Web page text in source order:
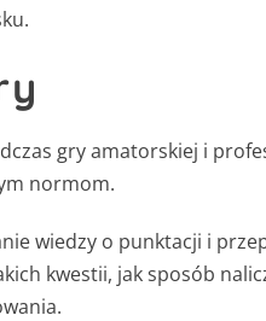
gry amatorskiej i
normom.
wiedzy o punktacji i
kwestii, jak sposób